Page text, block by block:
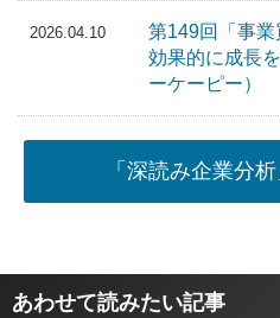
2026.04.10
第149回「事
効果的に成長
ーケーピー）
「深読み企業分
あわせて読みたい記事